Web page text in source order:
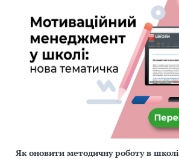
Як оновити методичну роботу в школі